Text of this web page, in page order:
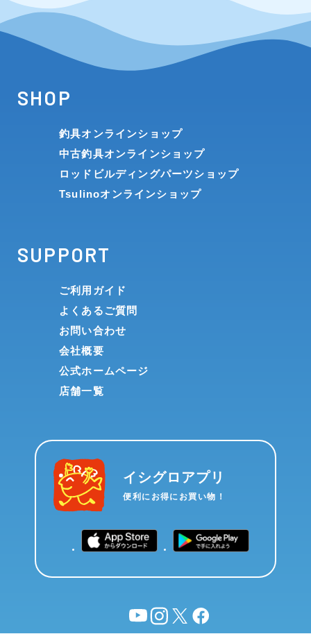
SHOP
釣具オンラインショップ
中古釣具オンラインショップ
ロッドビルディングパーツショップ
Tsulinoオンラインショップ
SUPPORT
ご利用ガイド
よくあるご質問
お問い合わせ
会社概要
公式ホームページ
店舗一覧
イシグロアプリ
便利にお得にお買い物！
YouTubeinstagram
X facebook